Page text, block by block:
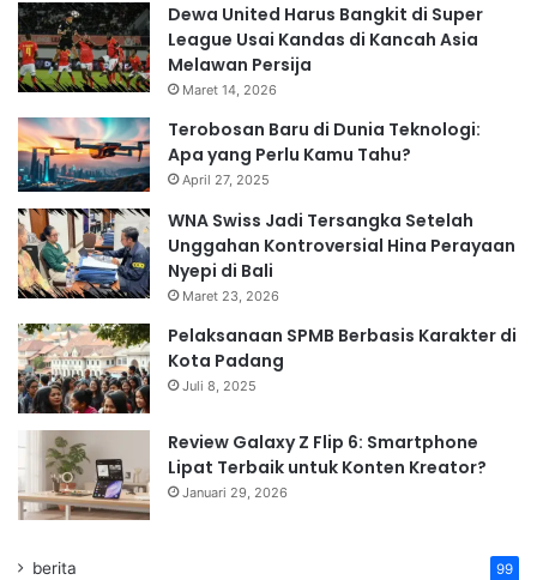
Dewa United Harus Bangkit di Super
League Usai Kandas di Kancah Asia
Melawan Persija
Maret 14, 2026
Terobosan Baru di Dunia Teknologi:
Apa yang Perlu Kamu Tahu?
April 27, 2025
WNA Swiss Jadi Tersangka Setelah
Unggahan Kontroversial Hina Perayaan
Nyepi di Bali
Maret 23, 2026
Pelaksanaan SPMB Berbasis Karakter di
Kota Padang
Juli 8, 2025
Review Galaxy Z Flip 6: Smartphone
Lipat Terbaik untuk Konten Kreator?
Januari 29, 2026
berita 99